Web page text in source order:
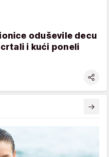
oduševile decu
i kući poneli